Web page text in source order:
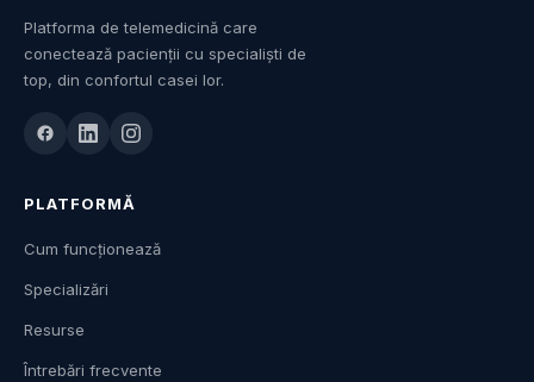
Platforma de telemedicină care
conectează pacienții cu specialiști de
top, din confortul casei lor.
PLATFORMĂ
Cum funcționează
Specializări
Resurse
Întrebări frecvente